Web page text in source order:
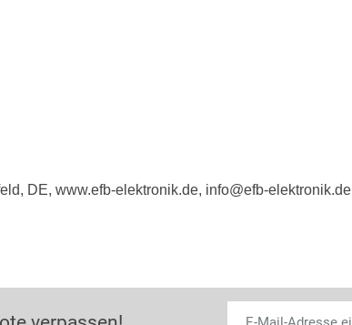
DE, www.efb-elektronik.de, info@efb-elektronik.de